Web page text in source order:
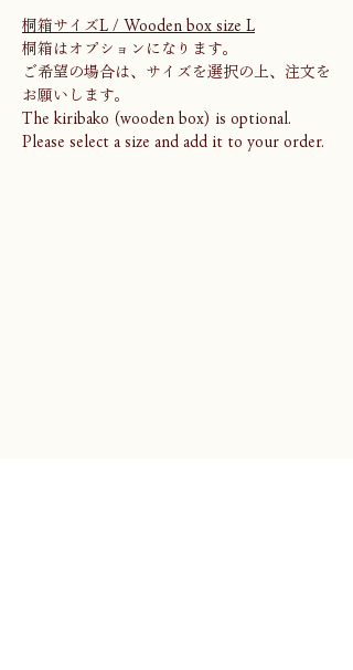
桐箱サイズL / Wooden box size L
桐箱はオプションになります。
ご希望の場合は、サイズを選択の上、注文を
お願いします。
The kiribako (wooden box) is optional.
Please select a size and add it to your order.